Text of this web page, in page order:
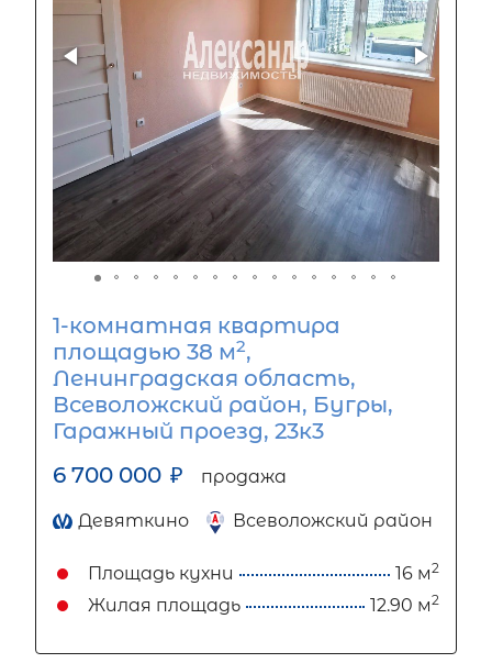
1-комнатная квартира
площадью 38 м2,
Ленинградская область,
Всеволожский район, Бугры,
Гаражный проезд, 23к3
6 700 000 ₽ продажа
Девяткино Всеволожский район
Площадь кухни 16 м2
Жилая площадь 12.90 м2